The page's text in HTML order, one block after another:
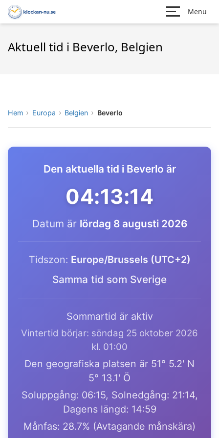
Menu
Aktuell tid i Beverlo, Belgien
Hem Europa Belgien Beverlo
Den aktuella tid i Beverlo är
04:13:14
Datum är lördag 8 augusti 2026
Tidszon: Europe/Brussels (UTC+2)
Samma tid som Sverige
Sommartid är aktiv
Vintertid börjar: söndag 25 oktober 2026
kl. 01:00
Den geografiska platsen är 51° 5.2' N
5° 13.1' Ö
Soluppgång: 06:15, Solnedgång: 21:14,
Dagens längd: 14:59
Månfas: 28.7% (Avtagande månskära)